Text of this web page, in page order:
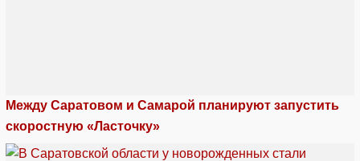
Между Саратовом и Самарой планируют запустить
скоростную «Ласточку»